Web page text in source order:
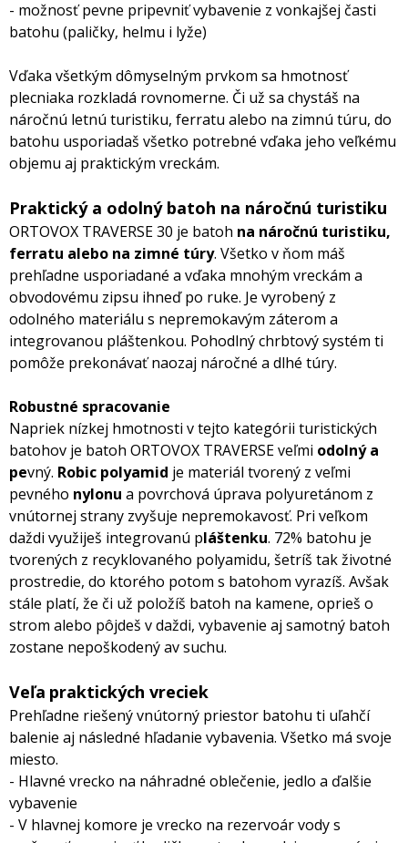
- možnosť pevne pripevniť vybavenie z vonkajšej časti
batohu (paličky, helmu i lyže)
Vďaka všetkým dômyselným prvkom sa hmotnosť
plecniaka rozkladá rovnomerne. Či už sa chystáš na
náročnú letnú turistiku, ferratu alebo na zimnú túru, do
batohu usporiadaš všetko potrebné vďaka jeho veľkému
objemu aj praktickým vreckám.
Praktický a odolný batoh na náročnú turistiku
ORTOVOX TRAVERSE 30 je batoh na náročnú turistiku,
ferratu alebo na zimné túry. Všetko v ňom máš
prehľadne usporiadané a vďaka mnohým vreckám a
obvodovému zipsu ihneď po ruke. Je vyrobený z
odolného materiálu s nepremokavým záterom a
integrovanou pláštenkou. Pohodlný chrbtový systém ti
pomôže prekonávať naozaj náročné a dlhé túry.
Robustné spracovanie
Napriek nízkej hmotnosti v tejto kategórii turistických
batohov je batoh ORTOVOX TRAVERSE veľmi odolný a
pevný. Robic polyamid je materiál tvorený z veľmi
pevného nylonu a povrchová úprava polyuretánom z
vnútornej strany zvyšuje nepremokavosť. Pri veľkom
daždi využiješ integrovanú pláštenku. 72% batohu je
tvorených z recyklovaného polyamidu, šetríš tak životné
prostredie, do ktorého potom s batohom vyrazíš. Avšak
stále platí, že či už položíš batoh na kamene, oprieš o
strom alebo pôjdeš v daždi, vybavenie aj samotný batoh
zostane nepoškodený av suchu.
Veľa praktických vreciek
Prehľadne riešený vnútorný priestor batohu ti uľahčí
balenie aj následné hľadanie vybavenia. Všetko má svoje
miesto.
- Hlavné vrecko na náhradné oblečenie, jedlo a ďalšie
vybavenie
- V hlavnej komore je vrecko na rezervoár vody s